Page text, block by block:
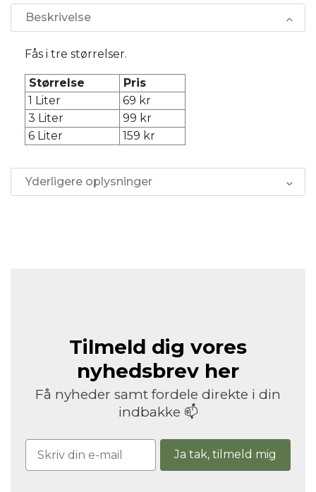
Beskrivelse
Fås i tre størrelser.
Størrelse
Pris
1 Liter
69 kr
3 Liter
99 kr
6 Liter
159 kr
Yderligere oplysninger
Tilmeld dig vores
nyhedsbrev her
Få nyheder samt fordele direkte i din
indbakke 📫
Ja tak, tilmeld mig